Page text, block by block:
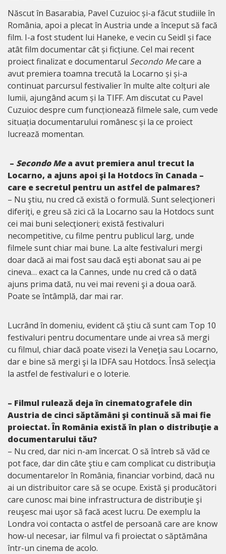
Născut în Basarabia, Pavel Cuzuioc și-a făcut studiile în
România, apoi a plecat în Austria unde a început să facă
film. I-a fost student lui Haneke, e vecin cu Seidl și face
atât film documentar cât și ficțiune. Cel mai recent
proiect finalizat e documentarul Secondo Mecare a
avut premiera toamna trecută la Locarno și și-a
continuat parcursul festivalier în multe alte colțuri ale
lumii, ajungând acum și la TIFF. Am discutat cu Pavel
Cuzuioc despre cum funcționează filmele sale, cum vede
situația documentarului românesc și la ce proiect
lucrează momentan.
– Secondo Me a avut premiera anul trecut la
Locarno, a ajuns apoi şi la Hotdocs în Canada –
care e secretul pentru un astfel de palmares?
– Nu ştiu, nu cred că există o formulă. Sunt selecţioneri
diferiţi, e greu să zici că la Locarno sau la Hotdocs sunt
cei mai buni selecţioneri; există festivaluri
necompetitive, cu filme pentru publicul larg, unde
filmele sunt chiar mai bune. La alte festivaluri mergi
doar dacă ai mai fost sau dacă eşti abonat sau ai pe
cineva… exact ca la Cannes, unde nu cred că o dată
ajuns prima dată, nu vei mai reveni şi a doua oară.
Poate se întâmplă, dar mai rar.
Lucrând în domeniu, evident că ştiu că sunt cam Top 10
festivaluri pentru documentare unde ai vrea să mergi
cu filmul, chiar dacă poate visezi la Veneţia sau Locarno,
dar e bine să mergi şi la IDFA sau Hotdocs. Însă selecţia
la astfel de festivaluri e o loterie.
– Filmul rulează deja în cinematografele din
Austria de cinci săptămâni şi continuă să mai fie
proiectat. În România există în plan o distribuţie a
documentarului tău?
– Nu cred, dar nici n-am încercat. O să întreb să văd ce
pot face, dar din câte ştiu e cam complicat cu distribuţia
documentarelor în România, financiar vorbind, dacă nu
ai un distribuitor care să se ocupe. Există şi producători
care cunosc mai bine infrastructura de distribuţie şi
reuşesc mai uşor să facă acest lucru. De exemplu la
Londra voi contacta o astfel de persoană care are know
how-ul necesar, iar filmul va fi proiectat o săptămâna
într-un cinema de acolo.